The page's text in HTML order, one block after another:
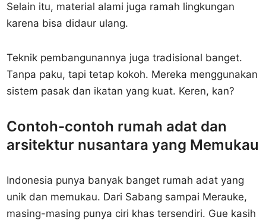
Selain itu, material alami juga ramah lingkungan
karena bisa didaur ulang.
Teknik pembangunannya juga tradisional banget.
Tanpa paku, tapi tetap kokoh. Mereka menggunakan
sistem pasak dan ikatan yang kuat. Keren, kan?
Contoh-contoh rumah adat dan
arsitektur nusantara yang Memukau
Indonesia punya banyak banget rumah adat yang
unik dan memukau. Dari Sabang sampai Merauke,
masing-masing punya ciri khas tersendiri. Gue kasih